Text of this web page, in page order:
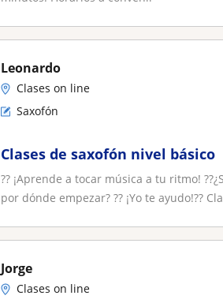
Leonardo
Clases on line
Saxofón
Clases de saxofón nivel básico
?? ¡Aprende a tocar música a tu ritmo!
por dónde empezar? ?? ¡Yo te ayudo!??
Jorge
Clases on line